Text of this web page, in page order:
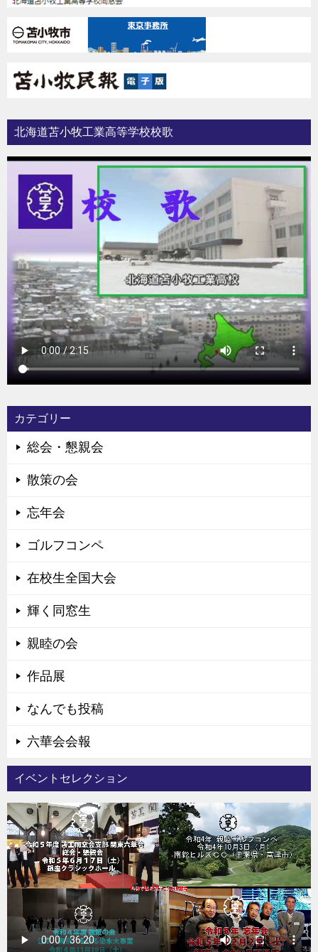
北海道苫小牧工業高等学校校歌
カテゴリー
総会・懇親会
散策の会
忘年会
ゴルフコンペ
在校生全国大会
輝く同窓生
親睦の会
作品展
なんでも投稿
六華会会報
イベントセレクション